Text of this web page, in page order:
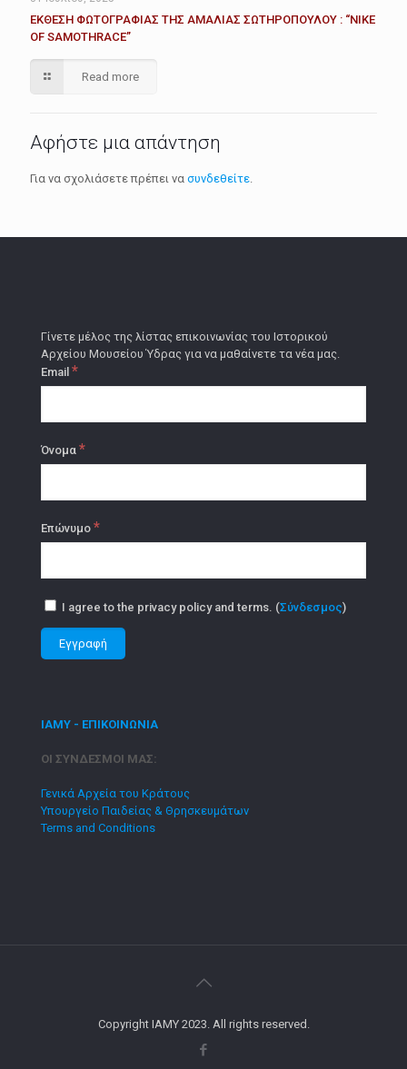
ΕΚΘΕΣΗ ΦΩΤΟΓΡΑΦΙΑΣ ΤΗΣ ΑΜΑΛΙΑΣ ΣΩΤΗΡΟΠΟΥΛΟΥ : “ΝΙΚΕ
OF SAMOTHRACE”
Read more
Αφήστε μια απάντηση
Για να σχολιάσετε πρέπει να συνδεθείτε.
Γίνετε μέλος της λίστας επικοινωνίας του Ιστορικού
Αρχείου Μουσείου Ύδρας για να μαθαίνετε τα νέα μας.
Email *
Όνομα *
Επώνυμο *
I agree to the privacy policy and terms. (Σύνδεσμος)
ΙΑΜΥ - ΕΠΙΚΟΙΝΩΝΙΑ
ΟΙ ΣΥΝΔΕΣΜΟΙ ΜΑΣ:
Γενικά Αρχεία του Κράτους
Υπουργείο Παιδείας & Θρησκευμάτων
Terms and Conditions
Copyright IAMY 2023. All rights reserved.